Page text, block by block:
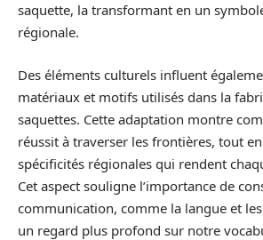
saquette, la transformant en un
régionale.
Des éléments culturels influent
matériaux et motifs utilisés dans la
saquettes. Cette adaptation montre
réussit à traverser les frontières, tout
spécificités régionales qui rendent
Cet aspect souligne l’importance de
communication, comme la langue et
un regard plus profond sur notre